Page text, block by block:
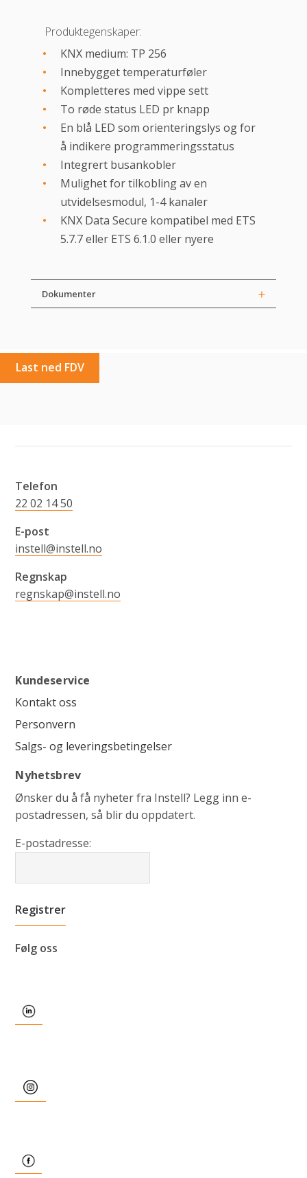
Produktegenskaper:
KNX medium: TP 256
Innebygget temperaturføler
Kompletteres med vippe sett
To røde status LED pr knapp
En blå LED som orienteringslys og for
å indikere programmeringsstatus
Integrert busankobler
Mulighet for tilkobling av en
utvidelsesmodul, 1-4 kanaler
KNX Data Secure kompatibel med ETS
5.7.7 eller ETS 6.1.0 eller nyere
Dokumenter
Last ned FDV
Telefon
22 02 14 50
E-post
instell@instell.no
Regnskap
regnskap@instell.no
Kundeservice
Kontakt oss
Personvern
Salgs- og leveringsbetingelser
Nyhetsbrev
Ønsker du å få nyheter fra Instell? Legg inn e-
postadressen, så blir du oppdatert.
E-postadresse:
Følg oss